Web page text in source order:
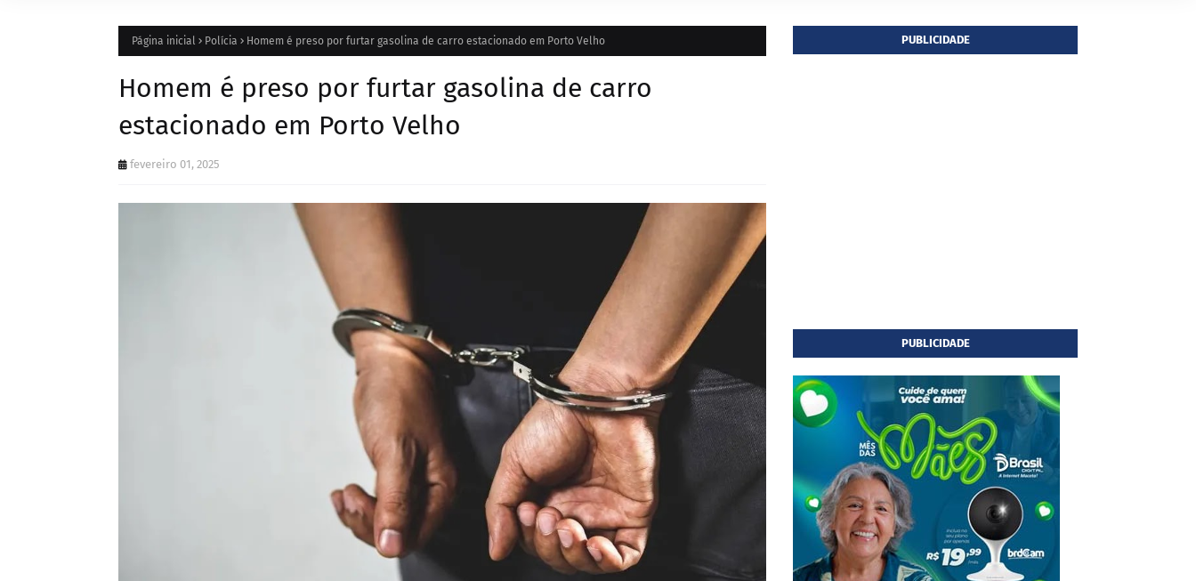
Página inicial Polícia Homem é preso por furtar gasolina de carro estacionado em Porto Velho
Homem é preso por furtar gasolina de carro
estacionado em Porto Velho
fevereiro 01, 2025
PUBLICIDADE
PUBLICIDADE